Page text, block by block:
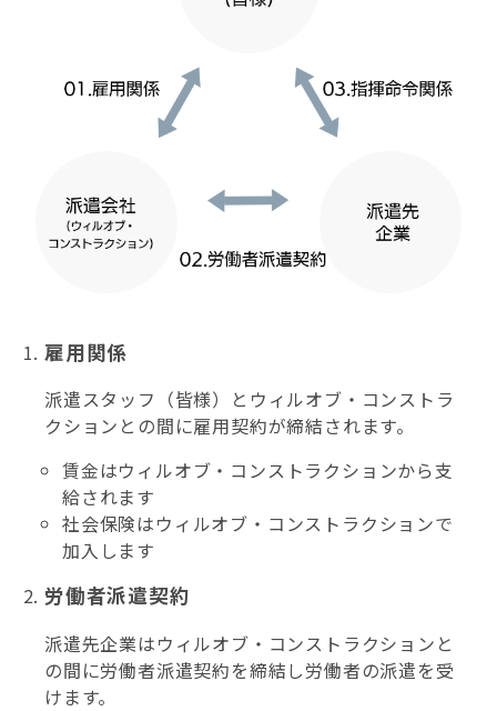
雇用関係
派遣スタッフ（皆様）とウィルオブ・コンストラ
クションとの間に雇用契約が締結されます。
賃金はウィルオブ・コンストラクションから支
給されます
社会保険はウィルオブ・コンストラクションで
加入します
労働者派遣契約
派遣先企業はウィルオブ・コンストラクションと
の間に労働者派遣契約を締結し労働者の派遣を受
けます。